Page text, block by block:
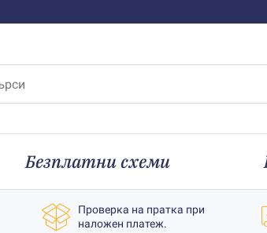
Безплатни схеми
Проверка на пратка при
наложен платеж.